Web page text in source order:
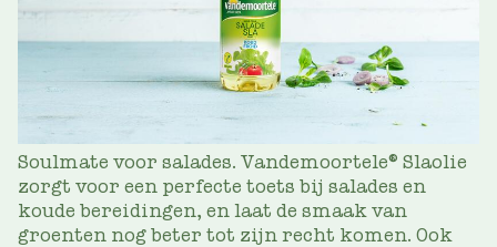
Soulmate voor salades. Vandemoortele® Slaolie
zorgt voor een perfecte toets bij salades en
koude bereidingen, en laat de smaak van
groenten nog beter tot zijn recht komen. Ook